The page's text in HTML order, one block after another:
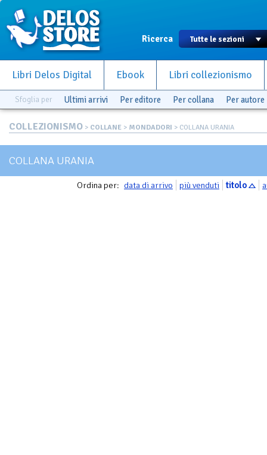
Ricerca
Libri Delos Digital Ebook Libri collezionismo
Sfoglia per Ultimi arrivi Per editore Per collana Per autore
COLLEZIONISMO > COLLANE > MONDADORI > COLLANA URANIA
COLLANA URANIA
Ordina per: data di arrivo più venduti titolo